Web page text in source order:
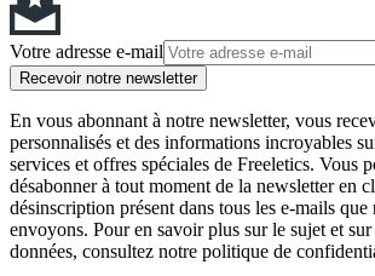
Votre adresse e-mail
Recevoir notre newsletter
En vous abonnant à notre newsletter, vous
personnalisés et des informations incroyables
services et offres spéciales de Freeletics. Vous
désabonner à tout moment de la newsletter en
désinscription présent dans tous les e-mails que
envoyons. Pour en savoir plus sur le sujet et
données, consultez notre politique de